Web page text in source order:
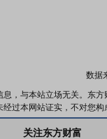
数据
，与本站立场无关。东
过本网站证实，不对您
关注东方财富